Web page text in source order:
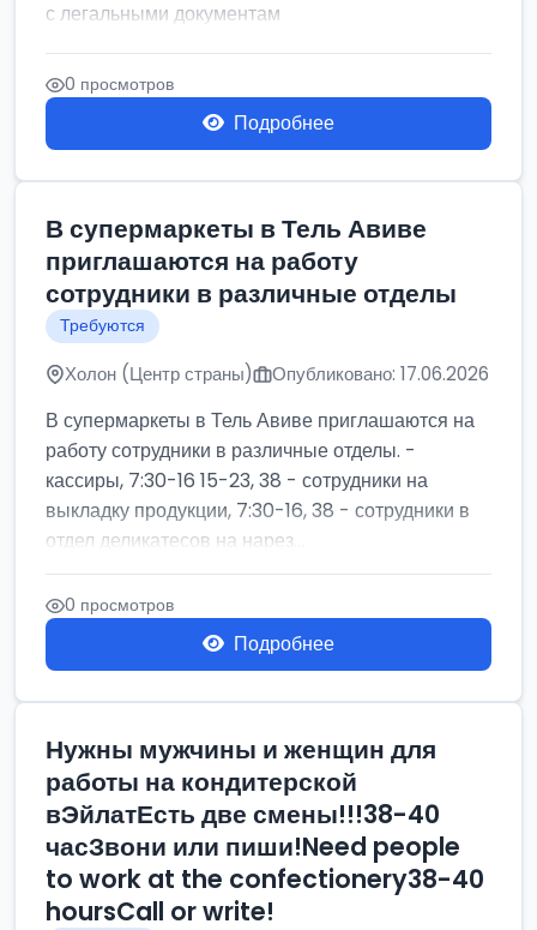
с легальными документам
0 просмотров
Подробнее
В супермаркеты в Тель Авиве
приглашаются на работу
сотрудники в различные отделы
Требуются
Холон (Центр страны) Опубликовано: 17.06.2026
В супермаркеты в Тель Авиве приглашаются на
работу сотрудники в различные отделы. -
кассиры, 7:30-16 15-23, 38 - сотрудники на
выкладку продукции, 7:30-16, 38 - сотрудники в
отдел деликатесов на нарез...
0 просмотров
Подробнее
Нужны мужчины и женщин для
работы на кондитерской
вЭйлатЕсть две смены!!!38-40
часЗвони или пиши!Need people
to work at the confectionery38-40
hoursCall or write!